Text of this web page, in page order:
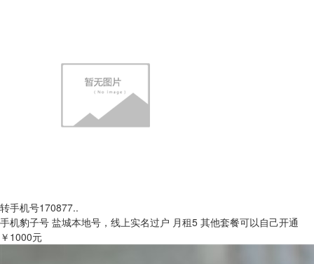
转手机号170877..
手机豹子号 盐城本地号，线上实名过户 月租5 其他套餐可以自己开通
￥1000元